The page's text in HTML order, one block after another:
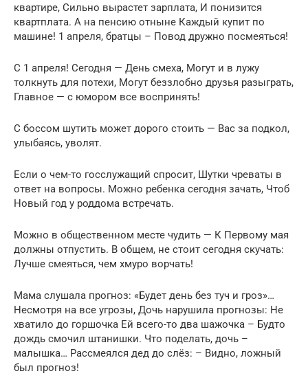
квартире, Сильно вырастет зарплата, И понизится
квартплата. А на пенсию отныне Каждый купит по
машине! 1 апреля, братцы – Повод дружно посмеяться!
С 1 апреля! Сегодня — День смеха, Могут и в лужу
толкнуть для потехи, Могут беззлобно друзья разыграть,
Главное — с юмором все воспринять!
С боссом шутить может дорого стоить — Вас за подкол,
улыбаясь, уволят.
Если о чем-то госслужащий спросит, Шутки чреваты в
ответ на вопросы. Можно ребенка сегодня зачать, Чтоб
Новый год у роддома встречать.
Можно в общественном месте чудить — К Первому мая
должны отпустить. В общем, не стоит сегодня скучать:
Лучше смеяться, чем хмуро ворчать!
Мама слушала прогноз: «Будет день без туч и гроз»…
Несмотря на все угрозы, Дочь нарушила прогнозы: Не
хватило до горшочка Ей всего-то два шажочка – Будто
дождь смочил штанишки. Что поделать, дочь –
малышка… Рассмеялся дед до слёз: – Видно, ложный
был прогноз!